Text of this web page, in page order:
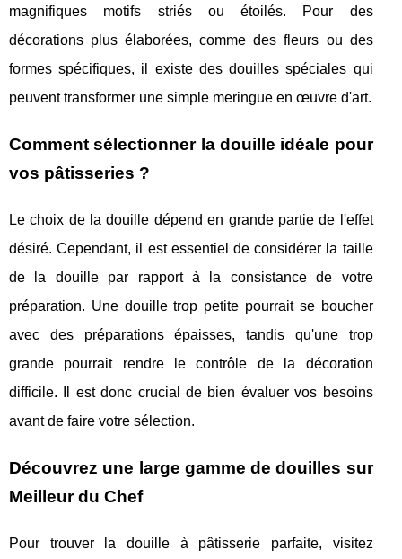
magnifiques motifs striés ou étoilés. Pour des
décorations plus élaborées, comme des fleurs ou des
formes spécifiques, il existe des douilles spéciales qui
peuvent transformer une simple meringue en œuvre d'art.
Comment sélectionner la douille idéale pour
vos pâtisseries ?
Le choix de la douille dépend en grande partie de l'effet
désiré. Cependant, il est essentiel de considérer la taille
de la douille par rapport à la consistance de votre
préparation. Une douille trop petite pourrait se boucher
avec des préparations épaisses, tandis qu'une trop
grande pourrait rendre le contrôle de la décoration
difficile. Il est donc crucial de bien évaluer vos besoins
avant de faire votre sélection.
Découvrez une large gamme de douilles sur
Meilleur du Chef
Pour trouver la douille à pâtisserie parfaite, visitez